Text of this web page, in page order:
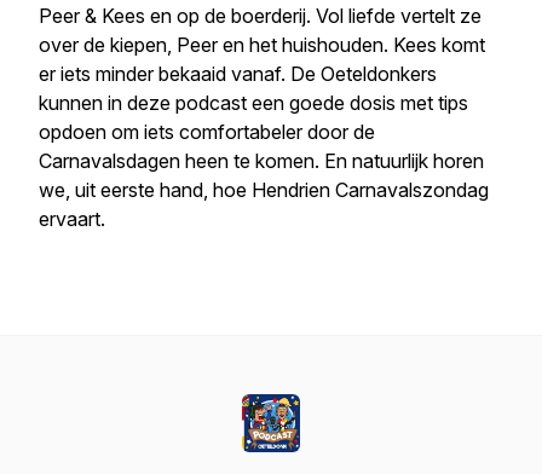
Peer & Kees en op de boerderij. Vol liefde vertelt ze
over de kiepen, Peer en het huishouden. Kees komt
er iets minder bekaaid vanaf. De Oeteldonkers
kunnen in deze podcast een goede dosis met tips
opdoen om iets comfortabeler door de
Carnavalsdagen heen te komen. En natuurlijk horen
we, uit eerste hand, hoe Hendrien Carnavalszondag
ervaart.